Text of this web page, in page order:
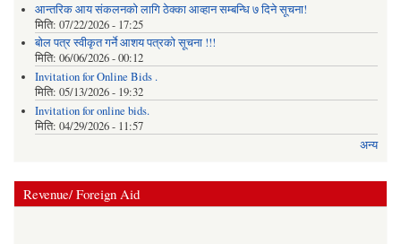
आन्तरिक आय संकलनको लागि ठेक्‍का आव्हान सम्बन्धि ७ दिने सूचना!
मिति: 07/22/2026 - 17:25
बोल पत्र स्वीकृत गर्ने आशय पत्रको सूचना !!!
मिति: 06/06/2026 - 00:12
Invitation for Online Bids .
मिति: 05/13/2026 - 19:32
Invitation for online bids.
मिति: 04/29/2026 - 11:57
अन्य
Revenue/ Foreign Aid